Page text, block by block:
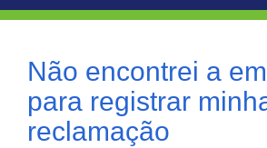
Não encontrei a
para registrar
reclamação